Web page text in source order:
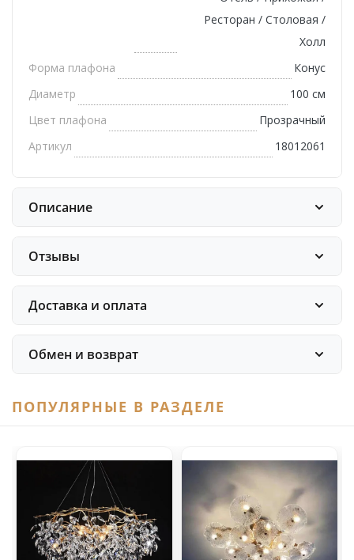
Ресторан / Столовая /
Холл
Форма плафона
Конус
Диаметр
100 см
Цвет плафона
Прозрачный
Артикул
18012061
Описание
Отзывы
Доставка и оплата
Обмен и возврат
ПОПУЛЯРНЫЕ В РАЗДЕЛЕ